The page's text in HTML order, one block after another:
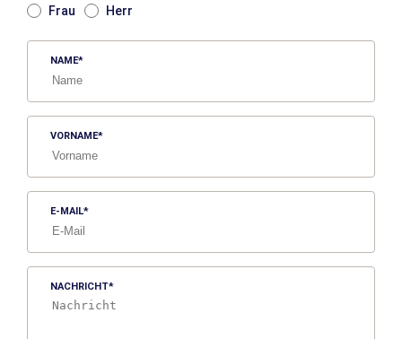
Frau Herr
NAME
VORNAME
E-MAIL
NACHRICHT